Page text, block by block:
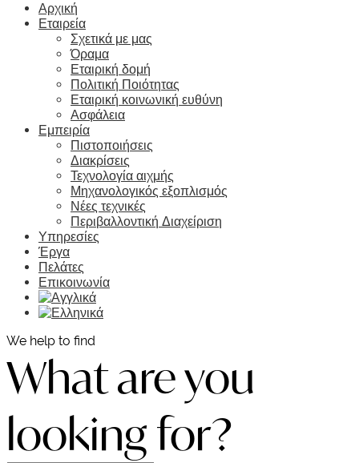
Αρχική
Εταιρεία
Σχετικά με μας
Όραμα
Εταιρική δομή
Πολιτική Ποιότητας
Εταιρική κοινωνική ευθύνη
Ασφάλεια
Εμπειρία
Πιστοποιήσεις
Διακρίσεις
Τεχνολογία αιχμής
Μηχανολογικός εξοπλισμός
Νέες τεχνικές
Περιβαλλοντική Διαχείριση
Υπηρεσίες
Έργα
Πελάτες
Επικοινωνία
We help to find
What are you
looking for?